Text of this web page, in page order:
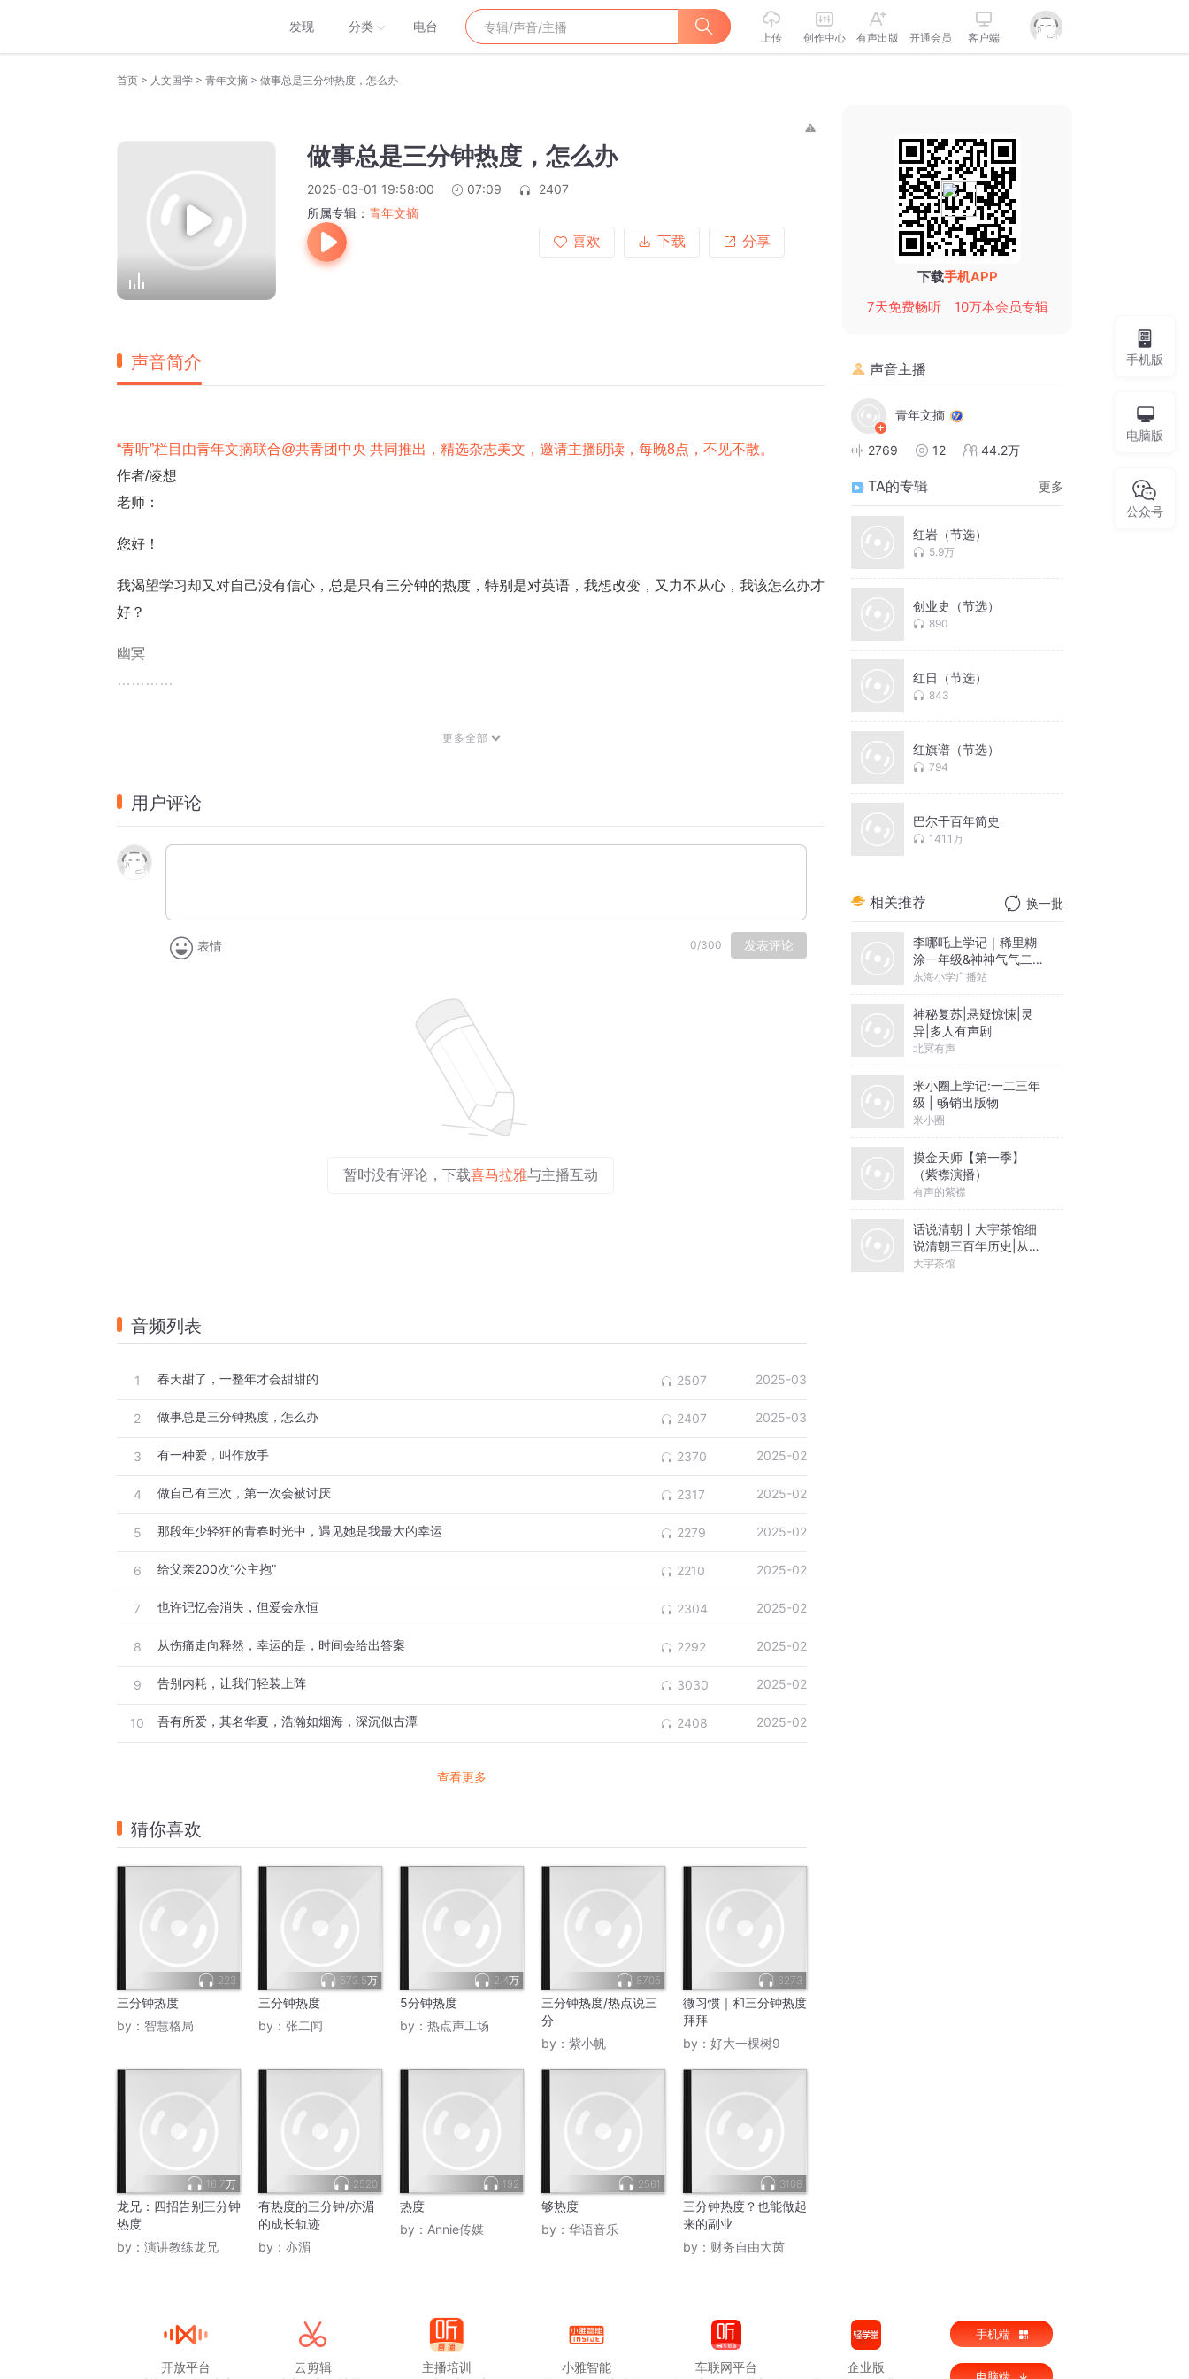
发现 分类 电台
上传 创作中心 有声出版 开通会员 客户端
首页 > 人文国学 > 青年文摘 > 做事总是三分钟热度，怎么办
做事总是三分钟热度，怎么办
2025-03-01 19:58:00 07:09
2407
所属专辑： 青年文摘
喜欢
下载 分享
声音简介
“青听”栏目由青年文摘联合@共青团中央 共同推出，精选杂志美文，邀请主播朗读，每晚8点，不见不散。
作者/凌想
老师：
您好！
我渴望学习却又对自己没有信心，总是只有三分钟的热度，特别是对英语，我想改变，又力不从心，我该怎么办才
好？
幽冥
…………
更多全部
用户评论
表情 0/300 发表评论
暂时没有评论，下载喜马拉雅与主播互动
音频列表
1 春天甜了，一整年才会甜甜的 2507 2025-03
2 做事总是三分钟热度，怎么办 2407 2025-03
3 有一种爱，叫作放手 2370 2025-02
4 做自己有三次，第一次会被讨厌 2317 2025-02
5 那段年少轻狂的青春时光中，遇见她是我最大的幸运 2279 2025-02
6 给父亲200次“公主抱” 2210 2025-02
7 也许记忆会消失，但爱会永恒 2304 2025-02
8 从伤痛走向释然，幸运的是，时间会给出答案 2292 2025-02
9 告别内耗，让我们轻装上阵 3030 2025-02
10 吾有所爱，其名华夏，浩瀚如烟海，深沉似古潭 2408 2025-02
查看更多
猜你喜欢
223
三分钟热度
by： 智慧格局
573.5万
三分钟热度
by： 张二闻
2.4万
5分钟热度
by： 热点声工场
8705
三分钟热度/热点说三
分
by： 紫小帆
6273
微习惯｜和三分钟热度
拜拜
by： 好大一棵树9
16.7万
龙兄：四招告别三分钟
热度
by： 演讲教练龙兄
2520
有热度的三分钟/亦湄
的成长轨迹
by： 亦湄
192
热度
by： Annie传媒
2561
够热度
by： 华语音乐
3108
三分钟热度？也能做起
来的副业
by： 财务自由大茵
下载手机APP
7天免费畅听
10万本会员专辑
声音主播
青年文摘
2769 12 44.2万
TA的专辑 更多
红岩（节选）
5.9万
创业史（节选）
890
红日（节选）
843
红旗谱（节选）
794
巴尔干百年简史
141.1万
相关推荐 换一批
李哪吒上学记｜稀里糊
涂一年级&神神气气二年
级
东海小学广播站
神秘复苏|悬疑惊悚|灵
异|多人有声剧
北冥有声
米小圈上学记:一二三年
级 | 畅销出版物
米小圈
摸金天师【第一季】
（紫襟演播）
有声的紫襟
话说清朝丨大宇茶馆细
说清朝三百年历史|从努
尔哈赤到末代皇帝溥仪|
大宇茶馆
手机版
电脑版
公众号
开放平台
云剪辑
主播培训
小雅智能
车联网平台
企业版
手机端